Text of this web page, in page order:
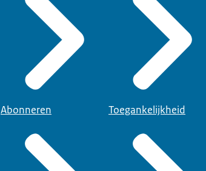
Abonneren Toegankelijkheid